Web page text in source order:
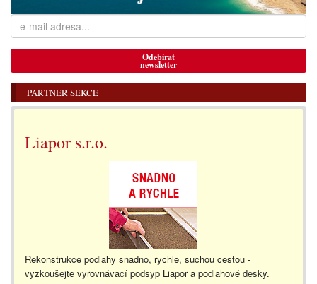
Odebírat
newsletter
PARTNER SEKCE
Liapor s.r.o.
Rekonstrukce podlahy snadno, rychle, suchou cestou -
vyzkoušejte vyrovnávací podsyp Liapor a podlahové desky.